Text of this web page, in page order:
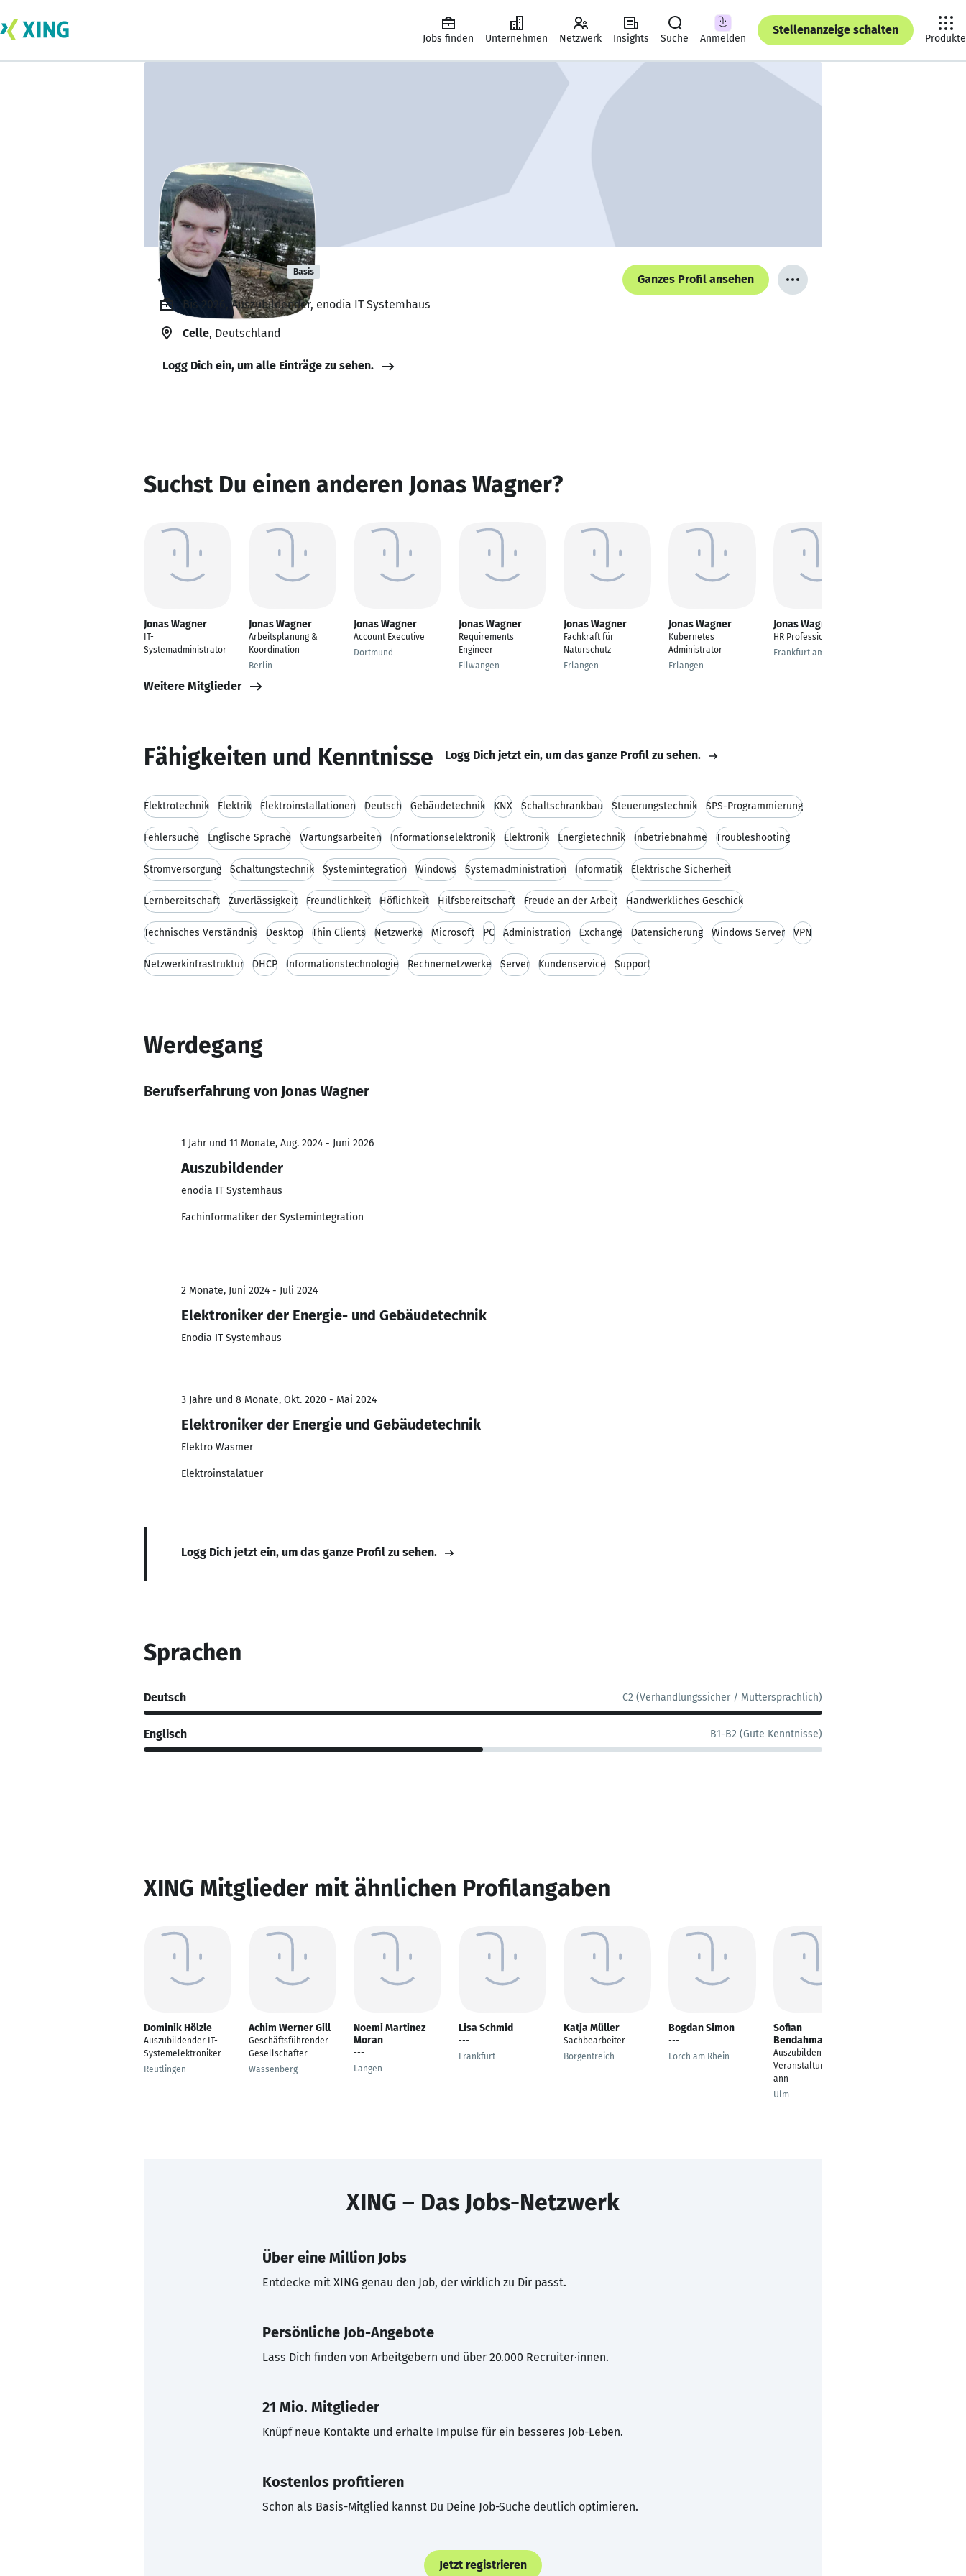
Jobs finden Unternehmen Netzwerk Insights Suche Anmelden
Stellenanzeige schalten
Produkte
Jonas Wagner Basis
Ganzes Profil ansehen
Bis 2026, Auszubildender, enodia IT Systemhaus
Celle, Deutschland
Logg Dich ein, um alle Einträge zu sehen.
Suchst Du einen anderen Jonas Wagner?
Jonas Wagner
IT-
Systemadministrator
Jonas Wagner
Arbeitsplanung &
Koordination
Berlin
Jonas Wagner
Account Executive
Dortmund
Jonas Wagner
Requirements
Engineer
Ellwangen
Jonas Wagner
Fachkraft für
Naturschutz
Erlangen
Jonas Wagner
Kubernetes
Administrator
Erlangen
Jonas Wagner
HR Professional
Frankfurt am Main
Weitere Mitglieder
Fähigkeiten und Kenntnisse Logg Dich jetzt ein, um das ganze Profil zu sehen.
Elektrotechnik Elektrik Elektroinstallationen Deutsch Gebäudetechnik KNX Schaltschrankbau Steuerungstechnik SPS-Programmierung
Fehlersuche Englische Sprache Wartungsarbeiten Informationselektronik Elektronik Energietechnik Inbetriebnahme Troubleshooting
Stromversorgung Schaltungstechnik Systemintegration Windows Systemadministration Informatik Elektrische Sicherheit
Lernbereitschaft Zuverlässigkeit Freundlichkeit Höflichkeit Hilfsbereitschaft Freude an der Arbeit Handwerkliches Geschick
Technisches Verständnis Desktop Thin Clients Netzwerke Microsoft PC Administration Exchange Datensicherung Windows Server VPN
Netzwerkinfrastruktur DHCP Informationstechnologie Rechnernetzwerke Server Kundenservice Support
Werdegang
Berufserfahrung von Jonas Wagner
1 Jahr und 11 Monate, Aug. 2024 - Juni 2026
Auszubildender
enodia IT Systemhaus
Fachinformatiker der Systemintegration
2 Monate, Juni 2024 - Juli 2024
Elektroniker der Energie- und Gebäudetechnik
Enodia IT Systemhaus
3 Jahre und 8 Monate, Okt. 2020 - Mai 2024
Elektroniker der Energie und Gebäudetechnik
Elektro Wasmer
Elektroinstalatuer
Logg Dich jetzt ein, um das ganze Profil zu sehen.
Sprachen
Deutsch C2 (Verhandlungssicher / Muttersprachlich)
Englisch B1-B2 (Gute Kenntnisse)
XING Mitglieder mit ähnlichen Profilangaben
Dominik Hölzle
Auszubildender IT-
Systemelektroniker
Reutlingen
Achim Werner Gill
Geschäftsführender
Gesellschafter
Wassenberg
Noemi Martinez
Moran
---
Langen
Lisa Schmid
---
Frankfurt
Katja Müller
Sachbearbeiter
Borgentreich
Bogdan Simon
---
Lorch am Rhein
Sofian
Bendahmane
Auszubildender
Veranstaltungskaufm
ann
Ulm
XING – Das Jobs-Netzwerk
Über eine Million Jobs
Entdecke mit XING genau den Job, der wirklich zu Dir passt.
Persönliche Job-Angebote
Lass Dich finden von Arbeitgebern und über 20.000 Recruiter·innen.
21 Mio. Mitglieder
Knüpf neue Kontakte und erhalte Impulse für ein besseres Job-Leben.
Kostenlos profitieren
Schon als Basis-Mitglied kannst Du Deine Job-Suche deutlich optimieren.
Jetzt registrieren